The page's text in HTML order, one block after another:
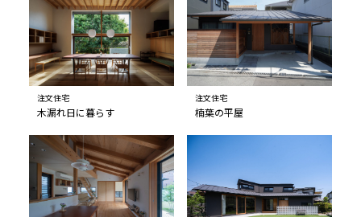
注文住宅
木漏れ日に暮らす
注文住宅
楠葉の平屋